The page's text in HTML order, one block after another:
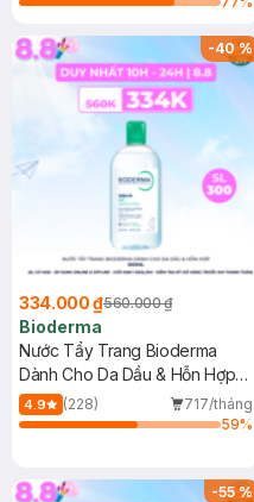
-40%
334.000 ₫560.000 ₫
Bioderma
Nước Tẩy Trang Bioderma
Dành Cho Da Dầu & Hỗn Hợp
500ml
4.9 (228)
717/tháng
59%
-55%